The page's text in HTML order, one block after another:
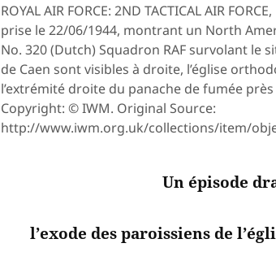
ROYAL AIR FORCE: 2ND TACTICAL AIR
prise le 22/06/1944, montrant un North
No. 320 (Dutch) Squadron RAF survolant le
de Caen sont visibles à droite, l’église
l’extrémité droite du panache de fumée
Copyright: © IWM. Original Source:
http://www.iwm.org.uk/collections/item/
Un épisode
l’exode des paroissiens de